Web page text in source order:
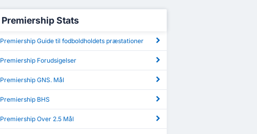
Premiership Stats
Premiership Guide til fodboldholdets præstationer
Premiership Forudsigelser
Premiership GNS. Mål
Premiership BHS
Premiership Over 2.5 Mål